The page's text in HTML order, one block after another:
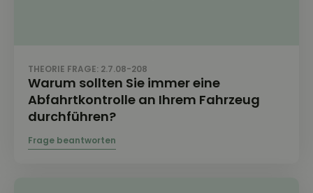
THEORIE FRAGE: 2.7.08-208
Warum sollten Sie immer eine
Abfahrtkontrolle an Ihrem Fahrzeug
durchführen?